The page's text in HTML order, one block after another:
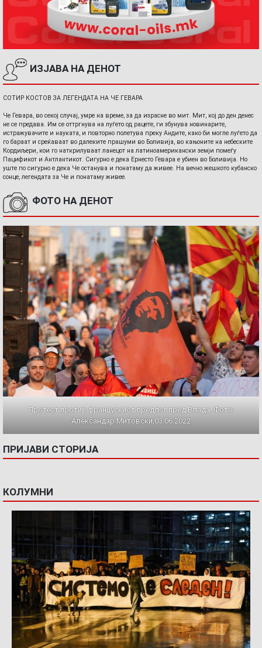
ИЗЈАВА НА ДЕНОТ
СОТИР КОСТОВ ЗА ЛЕГЕНДАТА НА ЧЕ ГЕВАРА
Че Гевара, во секој случај, умре на време, за да израсне во мит. Мит, кој до ден денес
не се предава. Им се оттргнува на луѓето од рацете, ги збунува новинарите,
истражувачите и науката, и повторно полетува преку Андите, како би могле луѓето да
го бараат и среќаваат во далеките прашуми во Боливија, во кањоните на небеските
Кордиљери, кои го наткрилуваат ланецот на латиноамерикански земји помеѓу
Пацификот и Антлантикот. Сигурно е дека Ернесто Гевара е убиен во Боливија. Но
уште по сигурно е дека Че останува и понатаму да живее. На вечно жешкото кубанско
сонце, легендата за Че и понатаму живее.
ФОТО НА ДЕНОТ
Протест против францускиот предлог пред Влада. Фото:
Александар Митовски,03.06.2022
ПРИЈАВИ СТОРИЈА
КОЛУМНИ